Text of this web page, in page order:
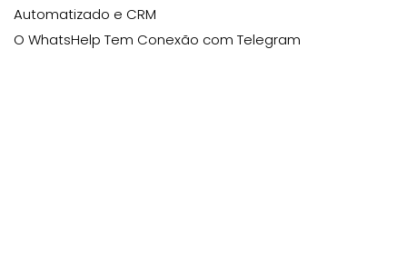
Automatizado e CRM
O WhatsHelp Tem Conexão com Telegram